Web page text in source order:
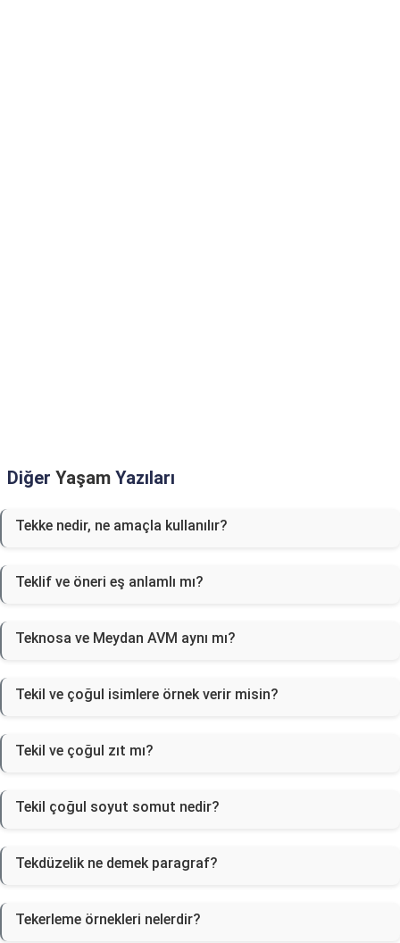
Diğer Yaşam Yazıları
Tekke nedir, ne amaçla kullanılır?
Teklif ve öneri eş anlamlı mı?
Teknosa ve Meydan AVM aynı mı?
Tekil ve çoğul isimlere örnek verir misin?
Tekil ve çoğul zıt mı?
Tekil çoğul soyut somut nedir?
Tekdüzelik ne demek paragraf?
Tekerleme örnekleri nelerdir?